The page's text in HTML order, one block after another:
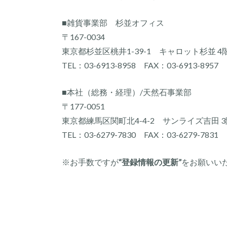
■雑貨事業部 杉並オフィス
〒167-0034
東京都杉並区桃井1-39-1 キャロット杉並 4
TEL：03-6913-8958 FAX：03-6913-8957
■本社（総務・経理）/天然石事業部
〒177-0051
東京都練馬区関町北4-4-2 サンライズ吉田 3
TEL：03-6279-7830 FAX：03-6279-7831
※お手数ですが“登録情報の更新”をお願いい